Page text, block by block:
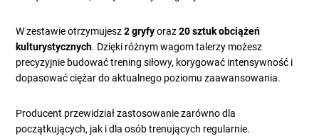
W zestawie otrzymujesz2 gryfyoraz20 sztuk obciążeń
kulturystycznych. Dzięki różnym wagom talerzy możesz
precyzyjnie budować trening siłowy, korygować intensywność i
dopasować ciężar do aktualnego poziomu zaawansowania.
Producent przewidział zastosowanie zarówno dla
początkujących, jak i dla osób trenujących regularnie.